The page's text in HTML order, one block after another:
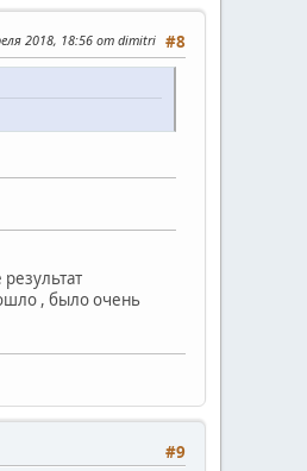
#8
2018, 18:56 от dimitri
, было очень
#9